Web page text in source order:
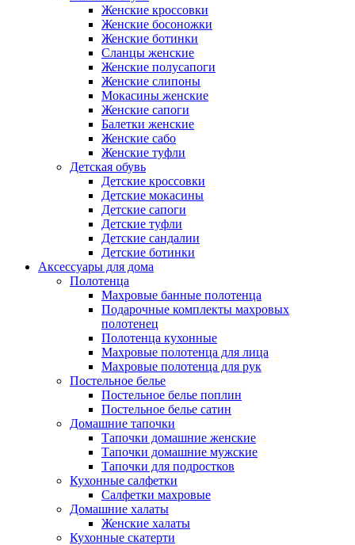
Женские кроссовки
Женские босоножки
Женские ботинки
Сланцы женские
Женские полусапоги
Женские слипоны
Мокасины женские
Женские сапоги
Балетки женские
Женские сабо
Женские туфли
Детская обувь
Детские кроссовки
Детские мокасины
Детские сапоги
Детские туфли
Детские сандалии
Детские ботинки
Аксессуары для дома
Полотенца
Махровые банные полотенца
Подарочные комплекты махровых
полотенец
Полотенца кухонные
Махровые полотенца для лица
Махровые полотенца для рук
Постельное белье
Постельное белье поплин
Постельное белье сатин
Домашние тапочки
Тапочки домашние женские
Тапочки домашние мужские
Тапочки для подростков
Кухонные салфетки
Салфетки махровые
Домашние халаты
Женские халаты
Кухонные скатерти